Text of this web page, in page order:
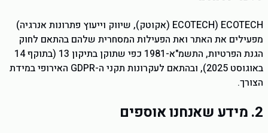
ECOTECH
(ECOTECH (אקוטק), שיווק וייעוץ פתרונות אנרגיה
)
מפעילים את האתר ואת הפעילות המסחרית שלהם בהתאם לחוק
הגנת הפרטיות, התשמ"א-1981 כפי שתוקן בתיקון 13 (בתוקף 14
באוגוסט 2025), ובהתאם לעקרונות תקני ה-GDPR האירופי במידת
הצורך.
2. מידע שאנחנו אוספים